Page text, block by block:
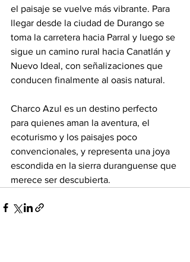
el paisaje se vuelve más vibrante. Para
llegar desde la ciudad de Durango se
toma la carretera hacia Parral y luego se
sigue un camino rural hacia Canatlán y
Nuevo Ideal, con señalizaciones que
conducen finalmente al oasis natural.
Charco Azul es un destino perfecto
para quienes aman la aventura, el
ecoturismo y los paisajes poco
convencionales, y representa una joya
escondida en la sierra duranguense que
merece ser descubierta.